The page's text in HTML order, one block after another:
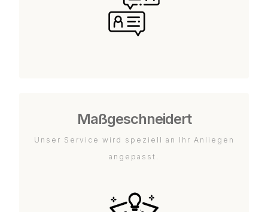
Maßgeschneidert
Unser Service wird speziell an Ihr Anliegen
angepasst.